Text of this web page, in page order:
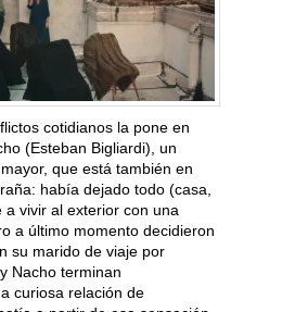
cotidianos la pone en
(Esteban Bigliardi), un
que está también en
había dejado todo (casa,
a vivir al exterior con una
a último momento decidieron
su marido de viaje por
Nacho terminan
curiosa relación de